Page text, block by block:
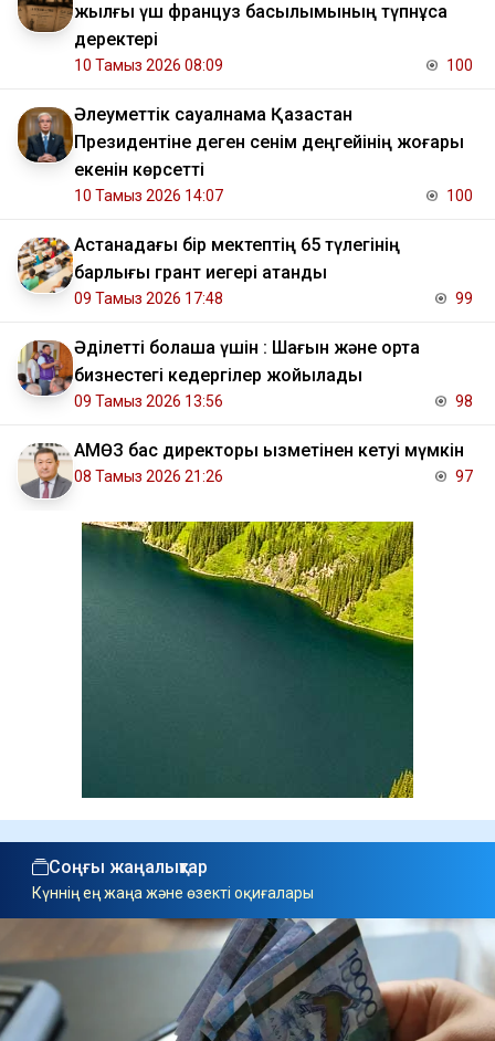
жылғы үш француз басылымының түпнұсқа
деректері
10 Тамыз 2026 08:09 100
Әлеуметтік сауалнама Қазақстан
Президентіне деген сенім деңгейінің жоғары
екенін көрсетті
10 Тамыз 2026 14:07 100
Астанадағы бір мектептің 65 түлегінің
барлығы грант иегері атанды
09 Тамыз 2026 17:48 99
Әділетті болашақ үшін : Шағын және орта
бизнестегі кедергілер жойылады
09 Тамыз 2026 13:56 98
АМӨЗ бас директоры қызметінен кетуі мүмкін
08 Тамыз 2026 21:26 97
Соңғы жаңалықтар
Күннің ең жаңа және өзекті оқиғалары